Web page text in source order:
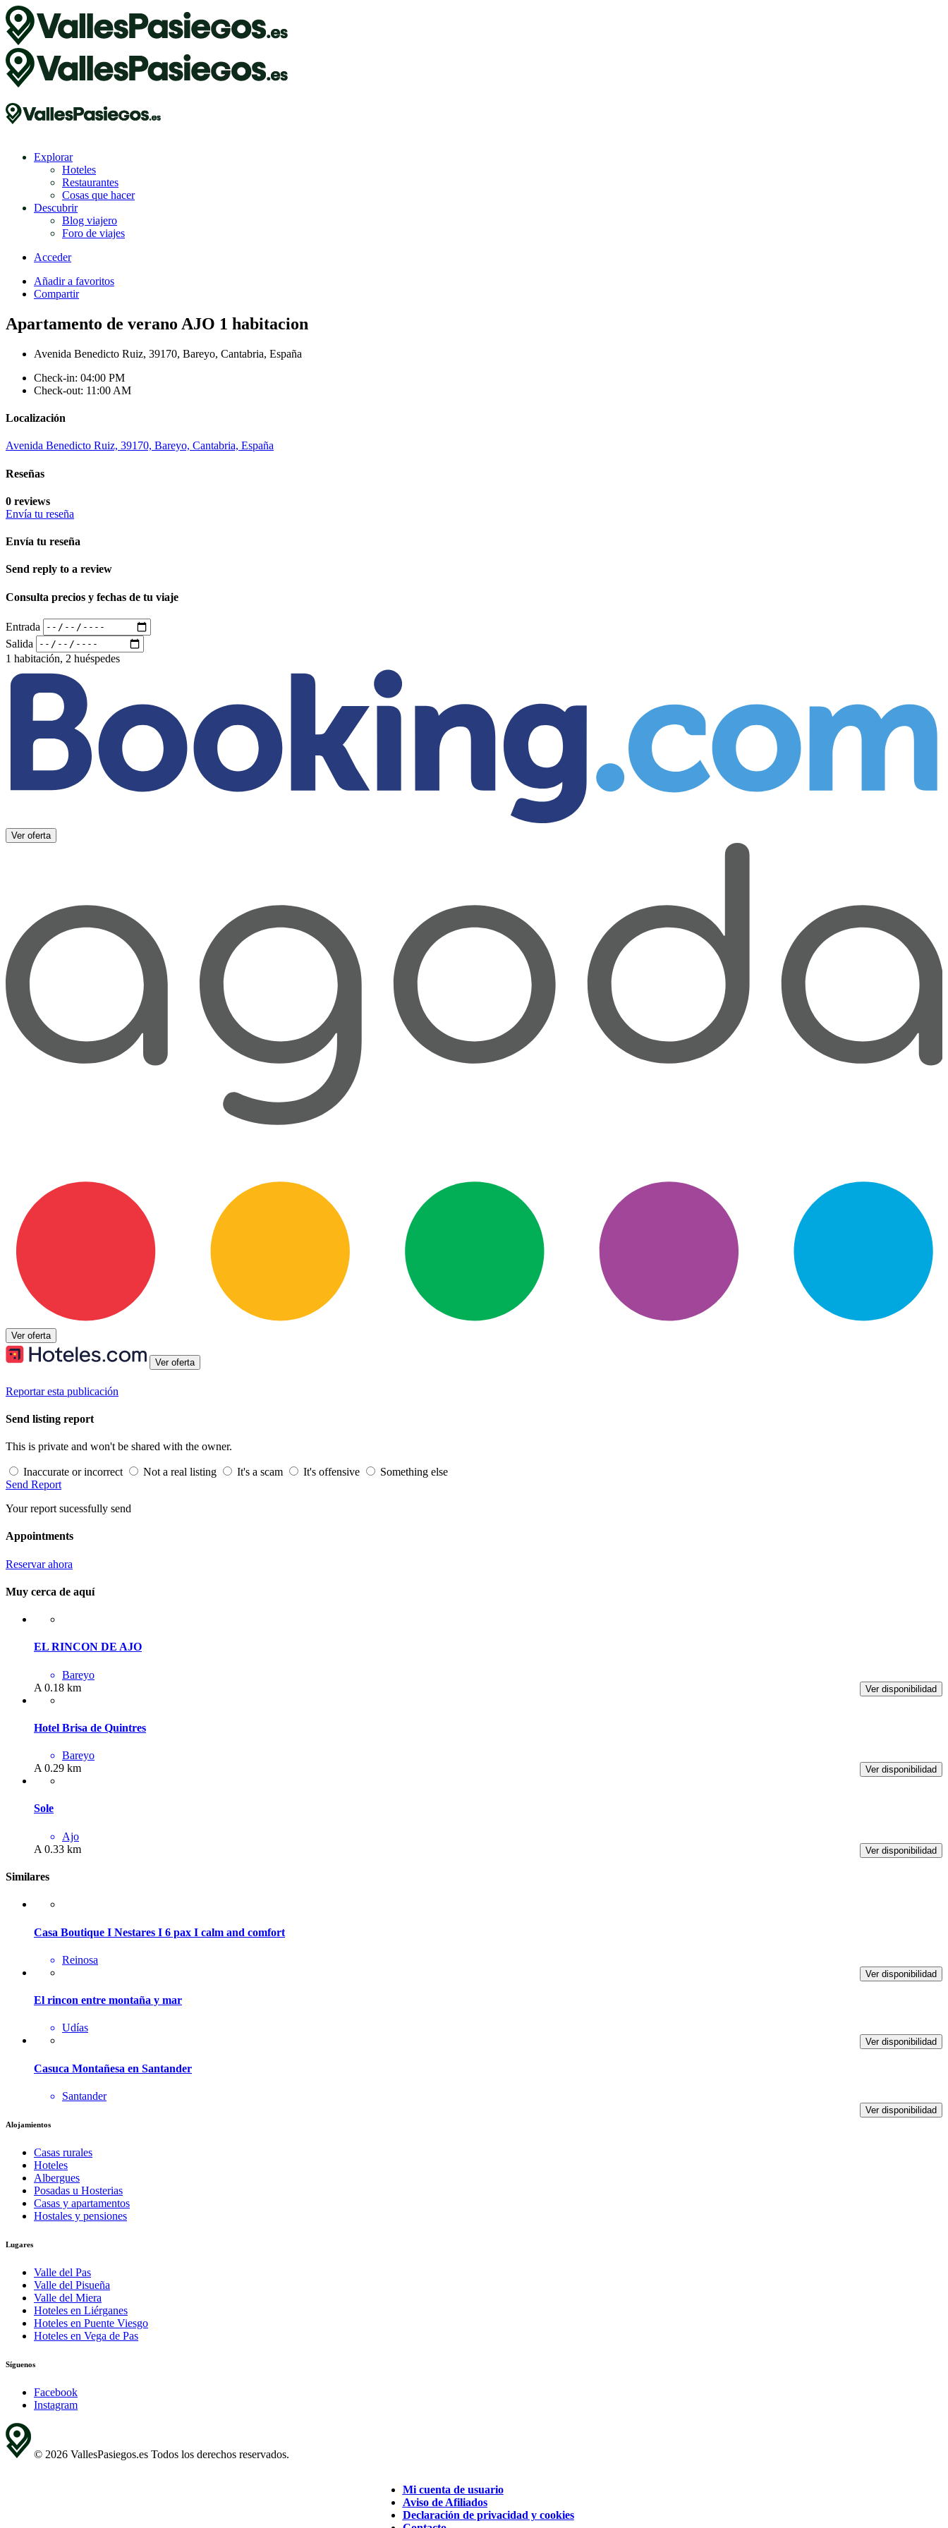
Explorar
Hoteles
Restaurantes
Cosas que hacer
Descubrir
Blog viajero
Foro de viajes
Acceder
Añadir a favoritos
Compartir
Apartamento de verano AJO 1 habitacion
Avenida Benedicto Ruiz, 39170, Bareyo, Cantabria, España
Check-in: 04:00 PM
Check-out: 11:00 AM
Localización
Avenida Benedicto Ruiz, 39170, Bareyo, Cantabria, España
Reseñas
0 reviews
Envía tu reseña
Envía tu reseña
Send reply to a review
Consulta precios y fechas de tu viaje
Entrada
Salida
1 habitación, 2 huéspedes
Ver oferta
Ver oferta
Ver oferta
Reportar esta publicación
Send listing report
This is private and won't be shared with the owner.
Inaccurate or incorrect Not a real listing It's a scam It's offensive
Something else
Send Report
Your report sucessfully send
Appointments
Reservar ahora
Muy cerca de aquí
EL RINCON DE AJO
Bareyo
Ver disponibilidad
A 0.18 km
Hotel Brisa de Quintres
Bareyo
Ver disponibilidad
A 0.29 km
Sole
Ajo
Ver disponibilidad
A 0.33 km
Similares
Casa Boutique I Nestares I 6 pax I calm and comfort
Reinosa
Ver disponibilidad
El rincon entre montaña y mar
Udías
Ver disponibilidad
Casuca Montañesa en Santander
Santander
Ver disponibilidad
Alojamientos
Casas rurales
Hoteles
Albergues
Posadas u Hosterias
Casas y apartamentos
Hostales y pensiones
Lugares
Valle del Pas
Valle del Pisueña
Valle del Miera
Hoteles en Liérganes
Hoteles en Puente Viesgo
Hoteles en Vega de Pas
Síguenos
Facebook
Instagram
© 2026 VallesPasiegos.es Todos los derechos reservados.
Mi cuenta de usuario
Aviso de Afiliados
Declaración de privacidad y cookies